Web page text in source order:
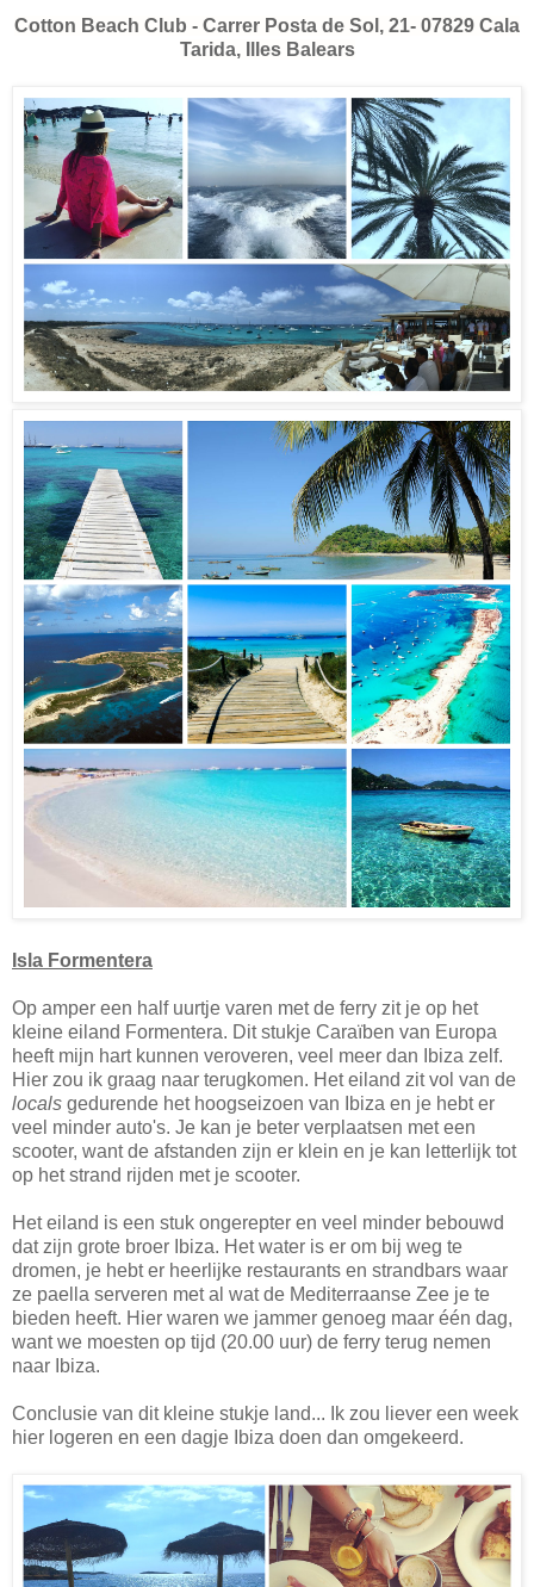
Cotton Beach Club - Carrer Posta de Sol, 21- 07829 Cala
Tarida, Illes Balears
Isla Formentera
Op amper een half uurtje varen met de ferry zit je op het
kleine eiland Formentera. Dit stukje Caraïben van Europa
heeft mijn hart kunnen veroveren, veel meer dan Ibiza zelf.
Hier zou ik graag naar terugkomen. Het eiland zit vol van de
locals gedurende het hoogseizoen van Ibiza en je hebt er
veel minder auto's. Je kan je beter verplaatsen met een
scooter, want de afstanden zijn er klein en je kan letterlijk tot
op het strand rijden met je scooter.
Het eiland is een stuk ongerepter en veel minder bebouwd
dat zijn grote broer Ibiza. Het water is er om bij weg te
dromen, je hebt er heerlijke restaurants en strandbars waar
ze paella serveren met al wat de Mediterraanse Zee je te
bieden heeft. Hier waren we jammer genoeg maar één dag,
want we moesten op tijd (20.00 uur) de ferry terug nemen
naar Ibiza.
Conclusie van dit kleine stukje land... Ik zou liever een week
hier logeren en een dagje Ibiza doen dan omgekeerd.